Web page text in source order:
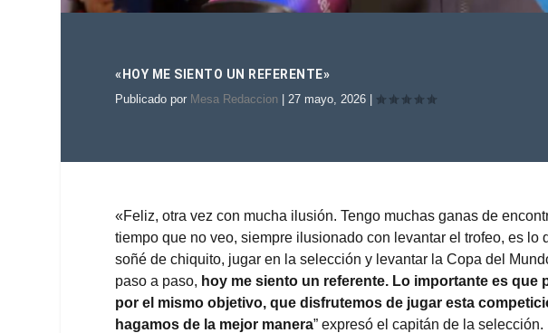
«HOY ME SIENTO UN REFERENTE»
Publicado por Mesa Redaccion | 27 mayo, 2026 |
«Feliz, otra vez con mucha ilusión. Tengo muchas ganas de
tiempo que no veo, siempre ilusionado con levantar el trofeo, es lo
soñé de chiquito, jugar en la selección y levantar la Copa del
paso a paso, hoy me siento un referente. Lo importante es
por el mismo objetivo, que disfrutemos de jugar esta
hagamos de la mejor manera” expresó el capitán de la selección.